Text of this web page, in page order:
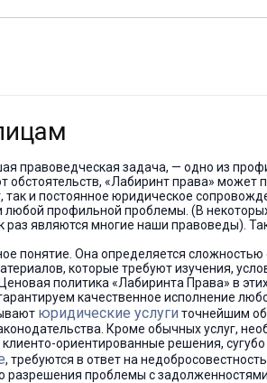
правоведческая задача, — одно из
обстоятельств, «Лабиринт права» может
и постоянное юридическое
профильной проблемы. (В
раз являются многие наши правоведы).
понятие. Она определяется сложностью
которые требуют изучения,
политика «Лабиринта Права» в
качественное исполнение
юридические услуги точнейшим
Кроме обычных услуг,
ориентированные решения,
, требуются в ответ на
разрешения проблемы с